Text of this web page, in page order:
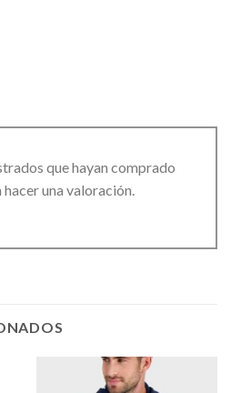
que hayan comprado
una valoración.